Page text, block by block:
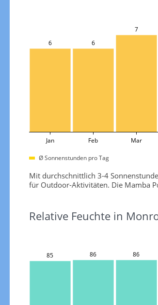
6 6
7
Jan Feb Mar
Ø Sonnenstunden pro Tag
Mit durchschnittlich 3-4
für Outdoor-Aktivitäten. Die Mamba
Relative Feuchte in
85 86 86